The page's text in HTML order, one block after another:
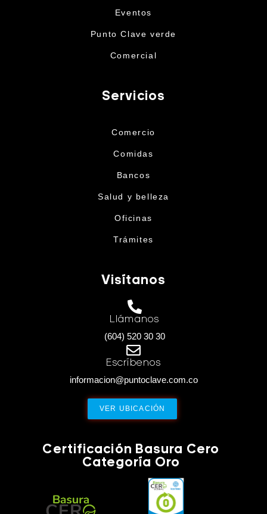
Eventos
Punto Clave verde
Comercial
Servicios
Comercio
Comidas
Bancos
Salud y belleza
Oficinas
Trámites
Visítanos
Llámanos
(604) 520 30 30
Escríbenos
informacion@puntoclave.com.co
VER UBICACIÓN
Certificación Basura Cero
Categoría Oro